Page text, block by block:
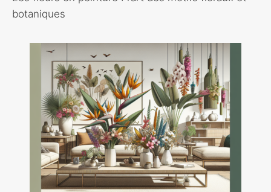
botaniques